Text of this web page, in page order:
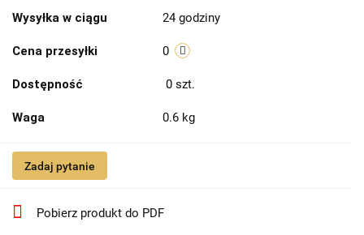
Wysyłka w ciągu 24 godziny
Cena przesyłki 0
Dostępność 0 szt.
Waga 0.6 kg
Zadaj pytanie
Pobierz produkt do PDF